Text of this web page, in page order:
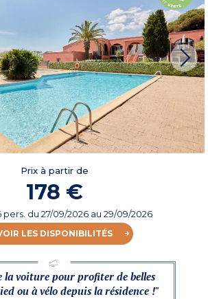
Prix à partir de
178 €
pers. du 27/09/2026 au 29/09/2026
LES DISPONIBILITÉS
la voiture pour profiter de belles
ou à vélo depuis la résidence !"